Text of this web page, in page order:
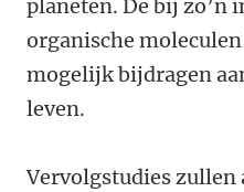
planeten. De bij zo’n
organische
mogelijk bijdragen
leven.
Vervolgstudies zullen